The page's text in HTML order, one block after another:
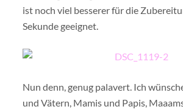
ist noch viel besserer für die
Sekunde geeignet.
Nun denn, genug palavert. Ich
und Vätern, Mamis und Papis,